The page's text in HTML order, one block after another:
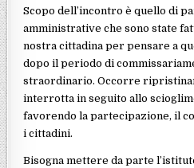
Scopo dell’incontro è quello di
amministrative che sono state
nostra cittadina per pensare a
dopo il periodo di
straordinario.Occorre
interrotta in seguito allo
favorendo la partecipazione, il
i cittadini.
Bisogna mettere da parte